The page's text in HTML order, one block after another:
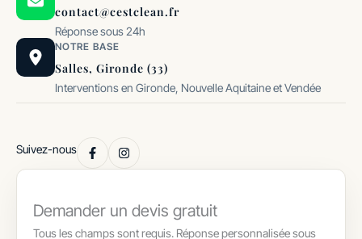
contact@cestclean.fr
Réponse sous 24h
NOTRE BASE
Salles, Gironde (33)
Interventions en Gironde, Nouvelle Aquitaine et Vendée
Suivez-nous
Demander un devis gratuit
Tous les champs sont requis. Réponse personnalisée sous